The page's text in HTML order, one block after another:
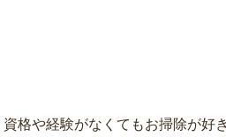
格や経験がなくてもお掃除が好